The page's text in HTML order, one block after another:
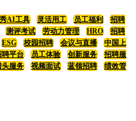
AI工具 灵活用工 员工福利
招聘
测评考试 劳动力管理 HRO
招聘
ESG 校园招聘 会议与直播
中国上
聘平台 员工体验 创新服务
招聘服
头服务 视频面试 蓝领招聘
绩效管